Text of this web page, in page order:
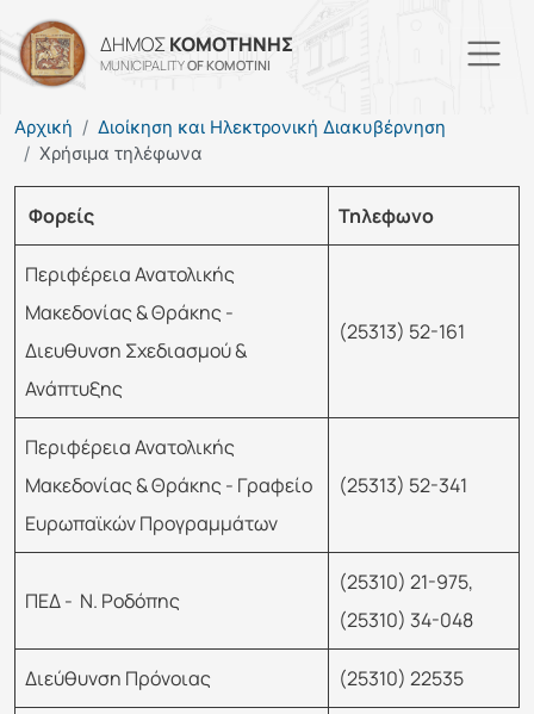
Παράκαμψη προς το
ΔΗΜΟΣΚΟΜΟΤΗΝΗΣ
MUNICIPALITYOF KOMOTINI
Αρχική
Διοίκηση και Ηλεκτρονική Διακυβέρνηση
Χρήσιμα τηλέφωνα
Φορείς Τηλεφωνο
Περιφέρεια Ανατολικής
Μακεδονίας & Θράκης -
Διευθυνση Σχεδιασμού &
Ανάπτυξης
(25313) 52-161
Περιφέρεια Ανατολικής
Μακεδονίας & Θράκης - Γραφείο
Ευρωπαϊκών Προγραμμάτων
(25313) 52-341
ΠΕΔ - Ν. Ροδόπης
(25310) 21-975,
(25310) 34-048
Διεύθυνση Πρόνοιας (25310) 22535